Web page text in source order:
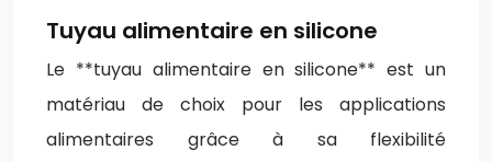
Tuyau alimentaire en silicone
Le **tuyau alimentaire en silicone** est un
matériau de choix pour les applications
alimentaires grâce à sa flexibilité